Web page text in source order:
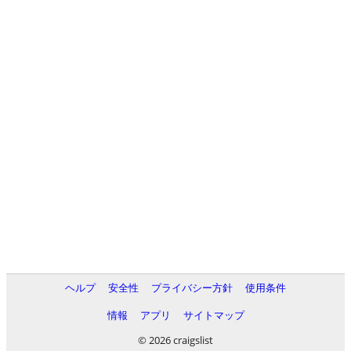
ヘルプ 安全性 プライバシー方針
使用条件
情報
アプリ
サイトマップ
© 2026 craigslist